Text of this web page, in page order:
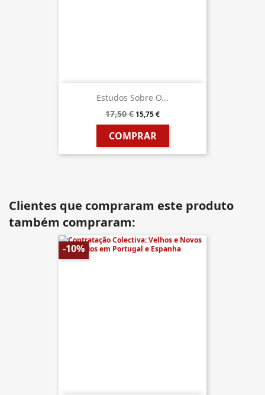
Estudos Sobre O...
17,50 € 15,75 €
COMPRAR
Clientes que compraram este produto
também compraram:
-10%